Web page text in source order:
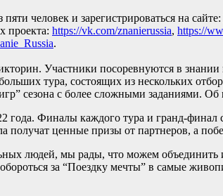
человек и зарегистрироваться на сайте:
проекта: https://vk.com/znanierussia, https://
.
Участники посоревнуются в
тура, состоящих из нескольких
сезона с более сложными заданиями.
года. Финалы каждого тура и гранд-финал
получат ценные призы от партнеров, а
людей, мы рады, что можем объединить
за “Поездку мечты” в самые